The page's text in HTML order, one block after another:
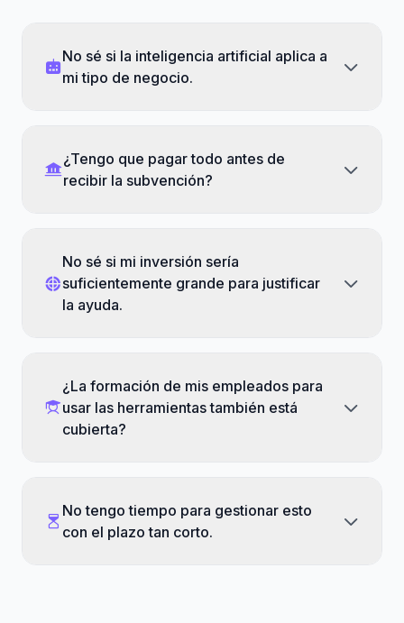
No sé si la inteligencia artificial aplica a
mi tipo de negocio.
¿Tengo que pagar todo antes de
recibir la subvención?
No sé si mi inversión sería
suficientemente grande para justificar
la ayuda.
¿La formación de mis empleados para
usar las herramientas también está
cubierta?
No tengo tiempo para gestionar esto
con el plazo tan corto.